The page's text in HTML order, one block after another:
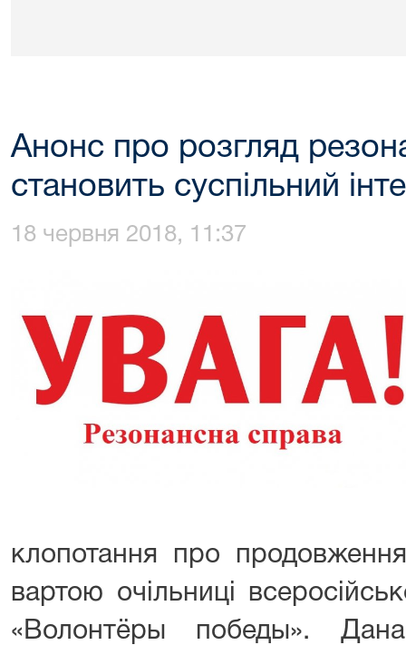
Анонс про розгляд
становить суспільний
18 червня 2018, 11:37
клопотання про
вартою очільниці
«Волонтёры победы».